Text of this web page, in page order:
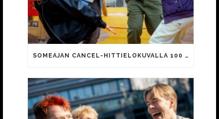
SOMEAJAN CANCEL-HITTIELOKUVALLA 100 000 KATSOJAA!